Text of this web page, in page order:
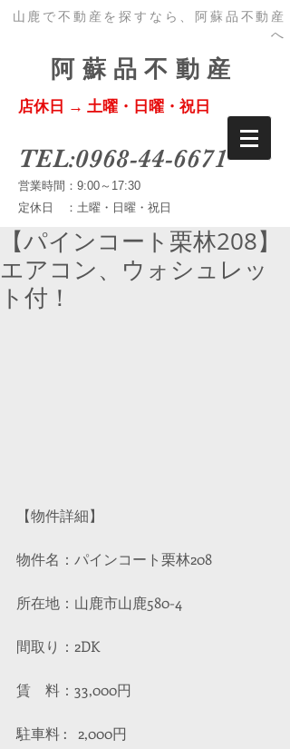
山鹿で不動産を探すなら、阿蘇品不動産
へ
阿蘇品不動産
TEL:0968-44-6671
営業時間：9:00～17:30
定休日 ：土曜・日曜・祝日
店休日 → 土曜・ 日曜・祝日
【パインコート栗林208】
エアコン、ウォシュレッ
ト付！
【物件詳細】
物件名：パインコート栗林208
所在地：山鹿市山鹿580-4
間取り：2DK
賃　料：33,000円
駐車料 :   2,000円